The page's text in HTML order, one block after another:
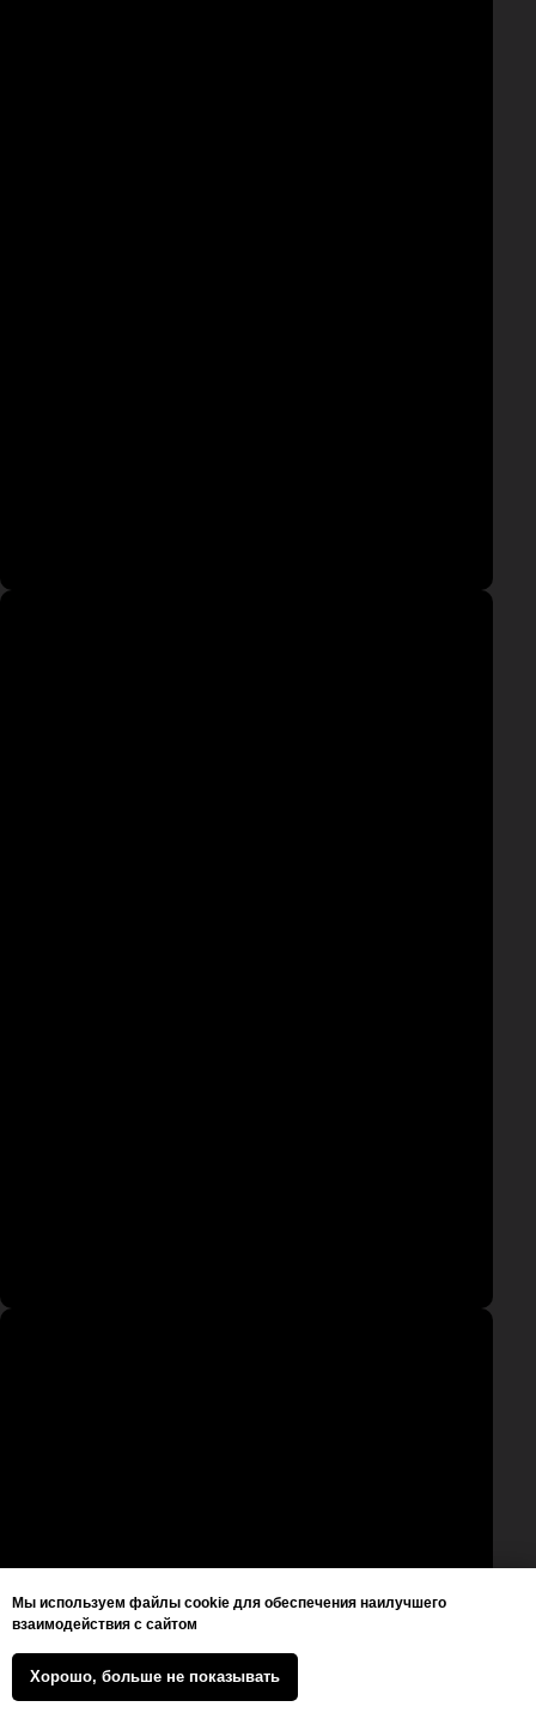
+7 (930) 830 1401
Мы используем файлы cookie для обеспечения наилучшего
взаимодействия с сайтом
Хорошо, больше не показывать